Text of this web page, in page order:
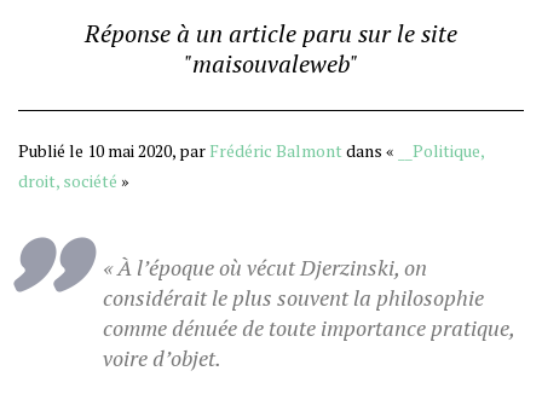
Réponse à un article paru sur le site
"maisouvaleweb"
Publié le 10 mai 2020, par Frédéric Balmontdans «
__Politique,
droit, société »
«À l’époque où vécut Djerzinski, on
considérait le plus souvent la philosophie
comme dénuée de toute importance pratique,
voire d’objet.